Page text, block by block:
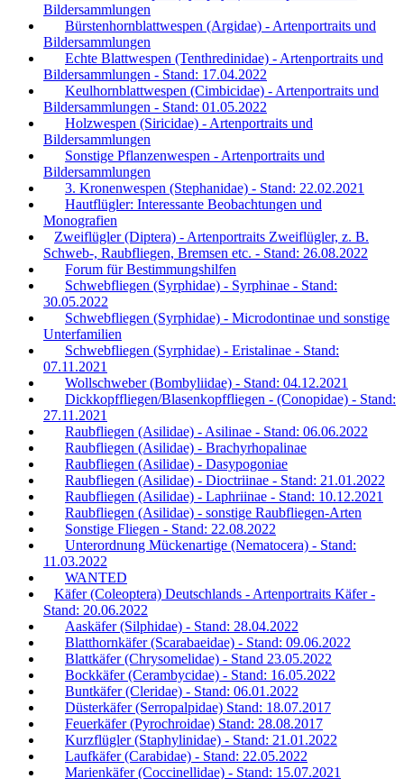
Bildersammlungen
Bürstenhornblattwespen (Argidae) - Artenportraits und
Bildersammlungen
Echte Blattwespen (Tenthredinidae) - Artenportraits und
Bildersammlungen - Stand: 17.04.2022
Keulhornblattwespen (Cimbicidae) - Artenportraits und
Bildersammlungen - Stand: 01.05.2022
Holzwespen (Siricidae) - Artenportraits und
Bildersammlungen
Sonstige Pflanzenwespen - Artenportraits und
Bildersammlungen
3. Kronenwespen (Stephanidae) - Stand: 22.02.2021
Hautflügler: Interessante Beobachtungen und
Monografien
Zweiflügler (Diptera) - Artenportraits Zweiflügler, z. B.
Schweb-, Raubfliegen, Bremsen etc. - Stand: 26.08.2022
Forum für Bestimmungshilfen
Schwebfliegen (Syrphidae) - Syrphinae - Stand:
30.05.2022
Schwebfliegen (Syrphidae) - Microdontinae und sonstige
Unterfamilien
Schwebfliegen (Syrphidae) - Eristalinae - Stand:
07.11.2021
Wollschweber (Bombyliidae) - Stand: 04.12.2021
Dickkopffliegen/Blasenkopffliegen - (Conopidae) - Stand:
27.11.2021
Raubfliegen (Asilidae) - Asilinae - Stand: 06.06.2022
Raubfliegen (Asilidae) - Brachyrhopalinae
Raubfliegen (Asilidae) - Dasypogoniae
Raubfliegen (Asilidae) - Dioctriinae - Stand: 21.01.2022
Raubfliegen (Asilidae) - Laphriinae - Stand: 10.12.2021
Raubfliegen (Asilidae) - sonstige Raubfliegen-Arten
Sonstige Fliegen - Stand: 22.08.2022
Unterordnung Mückenartige (Nematocera) - Stand:
11.03.2022
WANTED
Käfer (Coleoptera) Deutschlands - Artenportraits Käfer -
Stand: 20.06.2022
Aaskäfer (Silphidae) - Stand: 28.04.2022
Blatthornkäfer (Scarabaeidae) - Stand: 09.06.2022
Blattkäfer (Chrysomelidae) - Stand 23.05.2022
Bockkäfer (Cerambycidae) - Stand: 16.05.2022
Buntkäfer (Cleridae) - Stand: 06.01.2022
Düsterkäfer (Serropalpidae) Stand: 18.07.2017
Feuerkäfer (Pyrochroidae) Stand: 28.08.2017
Kurzflügler (Staphylinidae) - Stand: 21.01.2022
Laufkäfer (Carabidae) - Stand: 22.05.2022
Marienkäfer (Coccinellidae) - Stand: 15.07.2021